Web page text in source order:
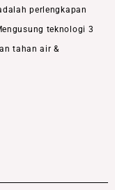
perlengkapan
teknologi 3
tahan air &